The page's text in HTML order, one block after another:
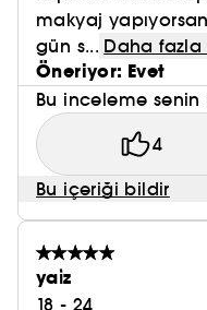
makyaj
gün s... Daha fazla
Öneriyor: Evet
Bu inceleme
4
Bu içeriği bildir
yai̇z
18 - 24